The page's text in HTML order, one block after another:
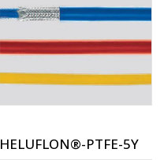
HELUFLON®-PTFE-5Y